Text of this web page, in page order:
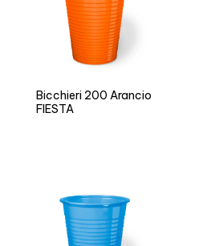
Bicchieri 200 Arancio
FIESTA